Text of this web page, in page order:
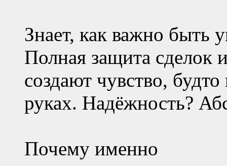
Знает, как важно быть
Полная защита сделок
создают чувство,
руках. Надёжность?
Почему именно